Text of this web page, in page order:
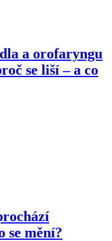
a orofaryngu
se liší –⁠ a co
se mění?